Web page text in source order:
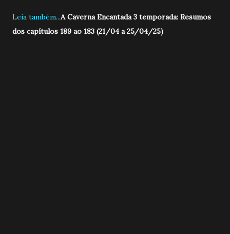
Leia também...A Caverna Encantada 3 temporada: Resumos
dos capítulos 189 ao 183 (21/04 a 25/04/25)